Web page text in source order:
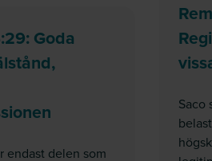
Goda
endast delen som
Saco